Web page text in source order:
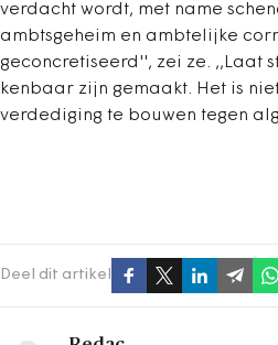
verdacht wordt, met name
ambtsgeheim en ambtelijke
geconcretiseerd'', zei ze. ,,Laat
kenbaar zijn gemaakt. Het is
verdediging te bouwen tegen
Deel dit artikel